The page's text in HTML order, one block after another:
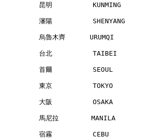
昆明          KUNMING
瀋陽          SHENYANG
烏魯木齊      URUMQI
台北          TAIBEI
首爾          SEOUL
東京          TOKYO
大阪          OSAKA
馬尼拉        MANILA
宿霧          CEBU